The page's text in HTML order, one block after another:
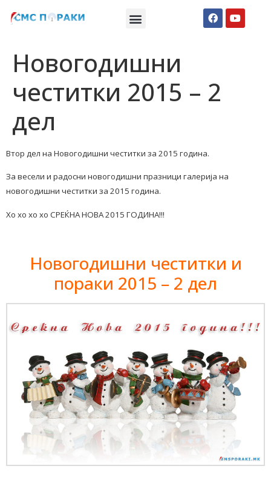
Новогодишни
честитки 2015 – 2
дел
Втор дел на Новогодишни честитки за 2015 година.
За весели и радосни новогодишни празници галерија на
новогодишни честитки за 2015 година.
Хо хо хо хо СРЕЌНА НОВА 2015 ГОДИНА!!!
Новогодишни честитки и
пораки 2015 – 2 дел